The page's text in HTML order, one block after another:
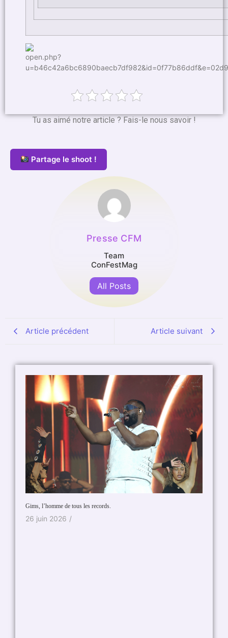
Tu as aimé notre article ? Fais-le nous savoir !
Partage le shoot !
Presse CFM
Team
ConFestMag
All Posts
Article précédent Article suivant
Gims, l’homme de tous les records.
26 juin 2026 /